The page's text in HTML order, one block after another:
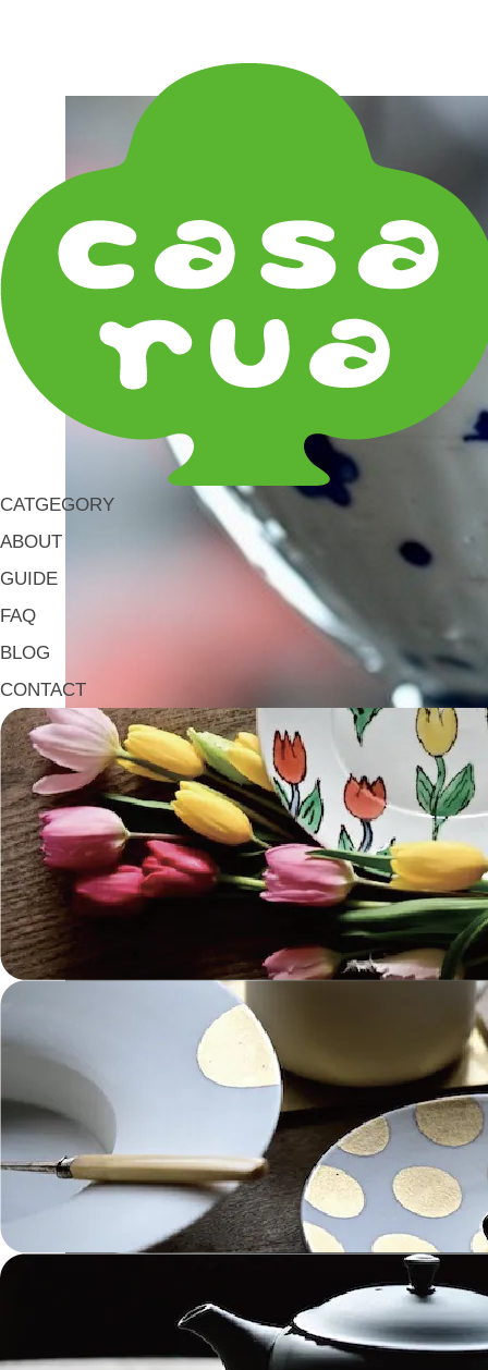
CATGEGORY
ABOUT
GUIDE
FAQ
BLOG
CONTACT